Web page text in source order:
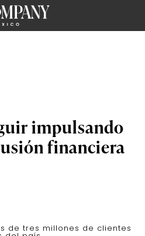
impulsando
financiera
de tres millones de clientes